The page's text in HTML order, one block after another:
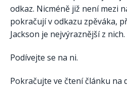
odkaz. Nicméně již není mezi
pokračují v odkazu zpěváka,
Jackson je nejvýraznější z nich.
Podívejte se na ni.
Pokračujte ve čtení článku na